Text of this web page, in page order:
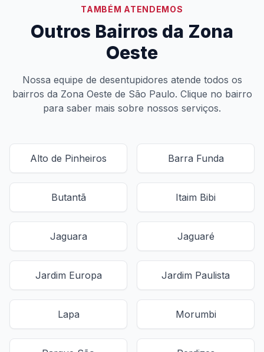
TAMBÉM ATENDEMOS
Outros Bairros da Zona
Oeste
Nossa equipe de desentupidores atende todos os
bairros da Zona Oeste de São Paulo. Clique no bairro
para saber mais sobre nossos serviços.
Alto de Pinheiros Barra Funda
Butantã Itaim Bibi
Jaguara Jaguaré
Jardim Europa Jardim Paulista
Lapa Morumbi